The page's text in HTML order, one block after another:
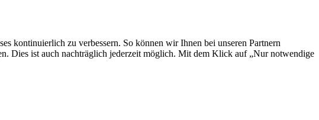
kontinuierlich zu verbessern. So können wir Ihnen bei unseren Partnern
Dies ist auch nachträglich jederzeit möglich. Mit dem Klick auf „Nur notwendige